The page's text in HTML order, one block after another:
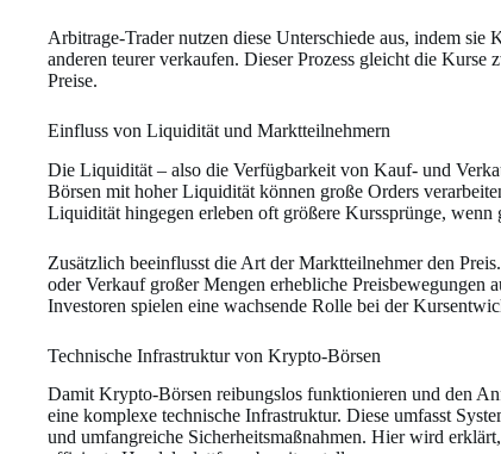
Arbitrage-Trader nutzen diese Unterschiede aus, indem
anderen teurer verkaufen. Dieser Prozess gleicht die
Preise.
Einfluss von Liquidität und Marktteilnehmern
Die Liquidität – also die Verfügbarkeit von Kauf- und
Börsen mit hoher Liquidität können große Orders
Liquidität hingegen erleben oft größere Kurssprünge, wenn
Zusätzlich beeinflusst die Art der Marktteilnehmer den
oder Verkauf großer Mengen erhebliche
Investoren spielen eine wachsende Rolle bei der
Technische Infrastruktur von Krypto-Börsen
Damit Krypto-Börsen reibungslos funktionieren und den
eine komplexe technische Infrastruktur. Diese umfasst
und umfangreiche Sicherheitsmaßnahmen. Hier wird